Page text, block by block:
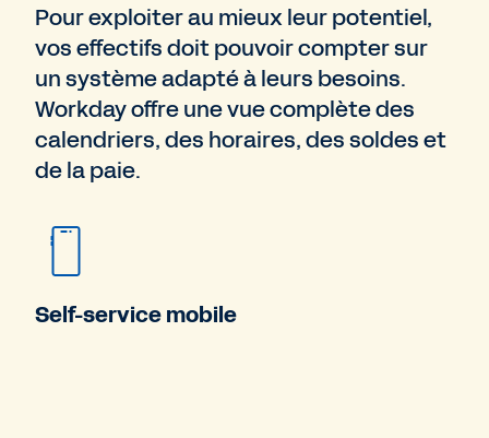
Pour exploiter au mieux leur potentiel,
vos effectifs doit pouvoir compter sur
un système adapté à leurs besoins.
Workday offre une vue complète des
calendriers, des horaires, des soldes et
de la paie.
Self-service mobile